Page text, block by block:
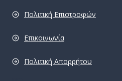
Πολιτική Επιστροφών
Επικοινωνία
Πολιτική Απορρήτου